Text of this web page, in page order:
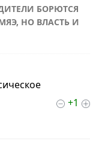
БОРЮТСЯ
НО ВЛАСТЬ И
+1